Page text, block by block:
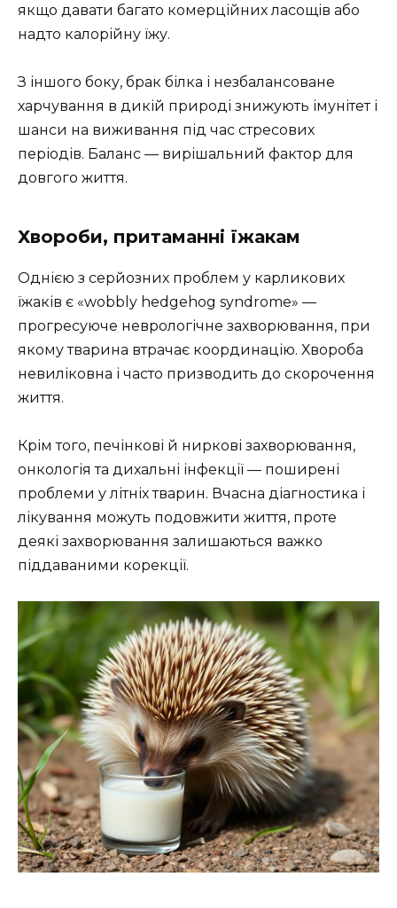
якщо давати багато комерційних ласощів або
надто калорійну їжу.
З іншого боку, брак білка і незбалансоване
харчування в дикій природі знижують імунітет і
шанси на виживання під час стресових
періодів. Баланс — вирішальний фактор для
довгого життя.
Хвороби, притаманні їжакам
Однією з серйозних проблем у карликових
їжаків є «wobbly hedgehog syndrome» —
прогресуюче неврологічне захворювання, при
якому тварина втрачає координацію. Хвороба
невиліковна і часто призводить до скорочення
життя.
Крім того, печінкові й ниркові захворювання,
онкологія та дихальні інфекції — поширені
проблеми у літніх тварин. Вчасна діагностика і
лікування можуть подовжити життя, проте
деякі захворювання залишаються важко
піддаваними корекції.